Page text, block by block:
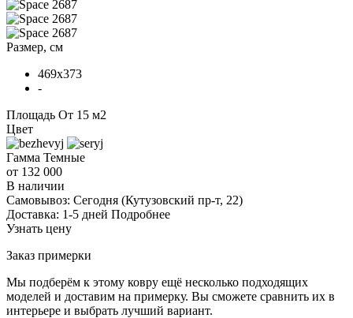
Размер, см
469x373
-
Площадь От 15 м2
Цвет
Гамма Темные
от 132 000
В наличии
Самовывоз: Сегодня (Кутузовский пр-т, 22)
Доставка: 1-5 дней Подробнее
Узнать цену
Заказ примерки
Мы подберём к этому ковру ещё несколько подходящих
моделей и доставим на примерку. Вы сможете сравнить их в
интерьере и выбрать лучший вариант.